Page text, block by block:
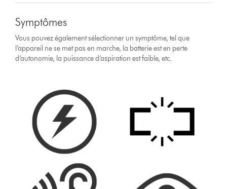
Symptômes
Vous pouvez également sélectionner un symptôme, tel que
l’appareil ne se met pas en marche, la batterie est en perte
d’autonomie, la puissance d’aspiration est faible, etc.